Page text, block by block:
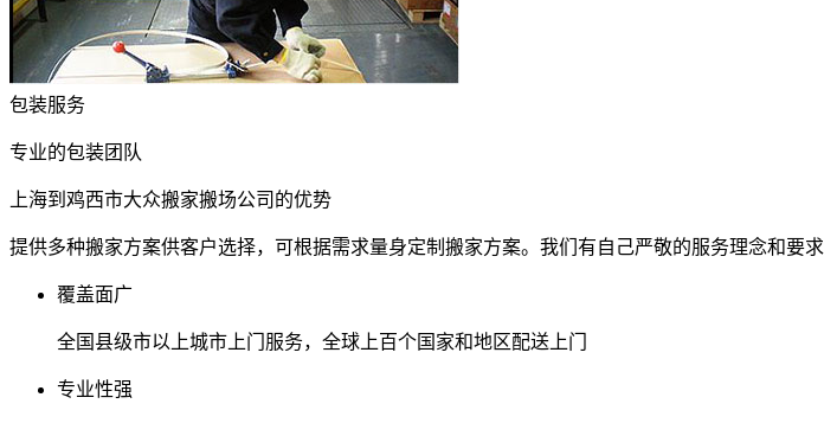
包装服务
专业的包装团队
上海到鸡西市大众搬家搬场公司的优势
提供多种搬家方案供客户选择，可根据需求量身定制搬家方案。我们有自己严敬的服务理念和要求
覆盖面广
全国县级市以上城市上门服务，全球上百个国家和地区配送上门
专业性强